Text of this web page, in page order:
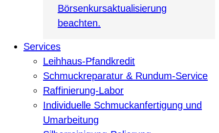
Börsenkursaktualisierung
beachten.
Services
Leihhaus-Pfandkredit
Schmuckreparatur & Rundum-Service
Raffinierung-Labor
Individuelle Schmuckanfertigung und
Umarbeitung